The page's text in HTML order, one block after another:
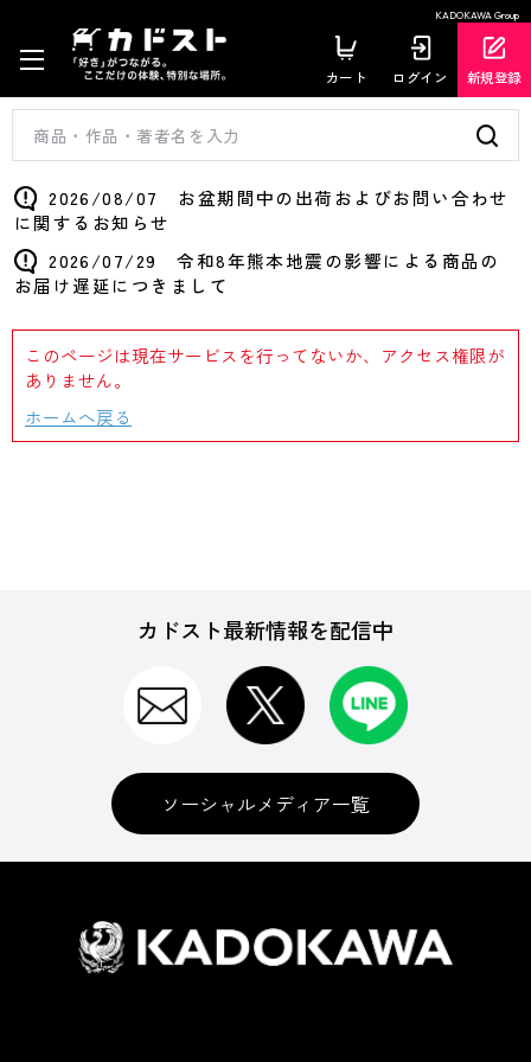
KADOKAWA Group
カート ログイン 新規登録
2026/08/07 お盆期間中の出荷およびお問い合わせ
に関するお知らせ
2026/07/29 令和8年熊本地震の影響による商品の
お届け遅延につきまして
このページは現在サービスを行ってないか、アクセス権限が
ありません。
ホームへ戻る
カドスト最新情報を配信中
ソーシャルメディア一覧